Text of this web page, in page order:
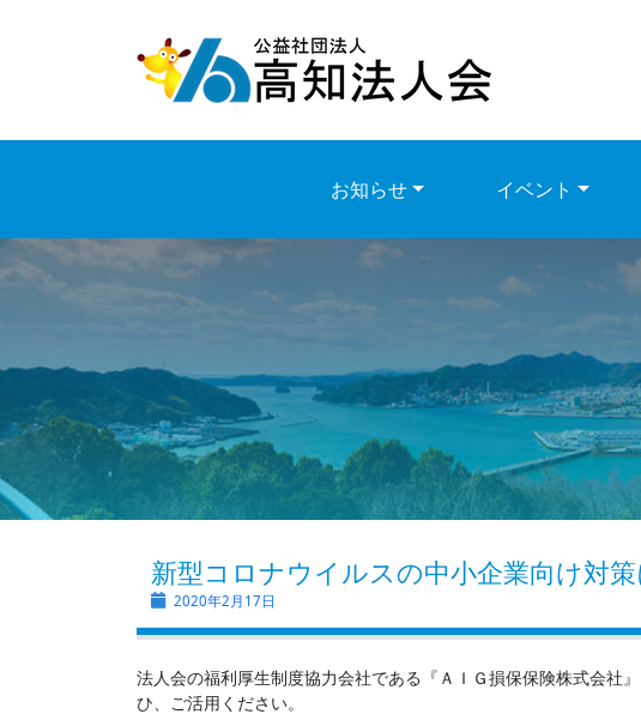
お知らせ イベント
新型コロナウイルスの中小企業向け対
2020年2月17日
法人会の福利厚生制度協力会社である『ＡＩＧ損保保険株式会社
ひ、ご活用ください。